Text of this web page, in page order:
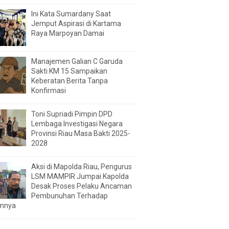
Ini Kata Sumardany Saat
Jemput Aspirasi di Kartama
Raya Marpoyan Damai
Manajemen Galian C Garuda
Sakti KM 15 Sampaikan
Keberatan Berita Tanpa
Konfirmasi
Toni Supriadi Pimpin DPD
Lembaga Investigasi Negara
Provinsi Riau Masa Bakti 2025-
2028
Aksi di Mapolda Riau, Pengurus
LSM MAMPIR Jumpai Kapolda
Desak Proses Pelaku Ancaman
Pembunuhan Terhadap